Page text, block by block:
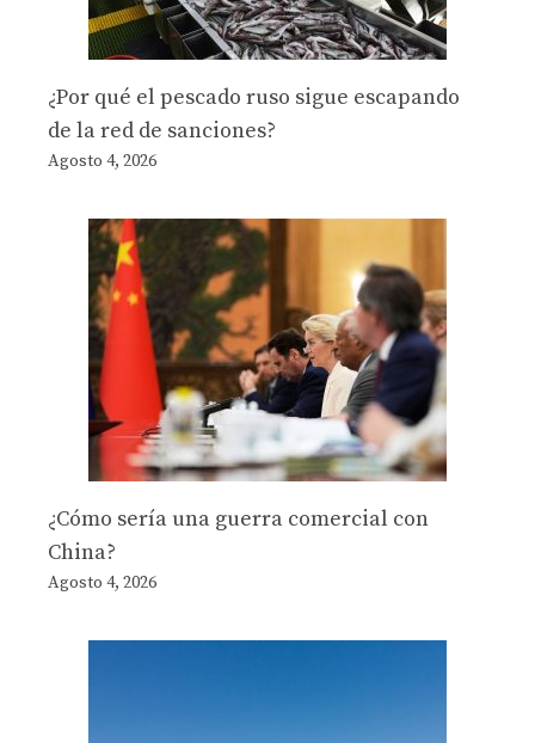
¿Por qué el pescado ruso sigue escapando
de la red de sanciones?
Agosto 4, 2026
¿Cómo sería una guerra comercial con
China?
Agosto 4, 2026